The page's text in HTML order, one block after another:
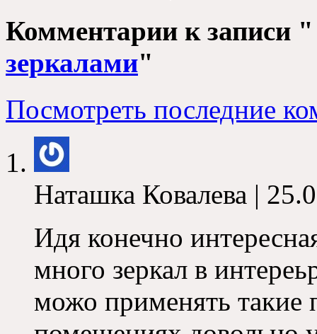
Комментарии к записи
зеркалами"
Посмотреть последние
Наташка Ковалева |
Идя конечно
много зеркал в
можо применять